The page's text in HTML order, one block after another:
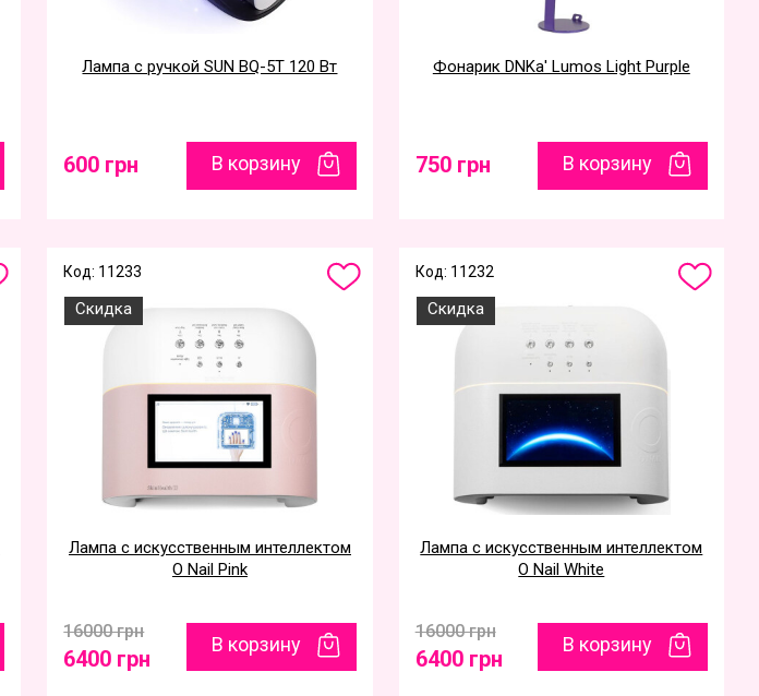
Лампа с ручкой SUN BQ-5T 120 Вт
600 грн В корзину
Фонарик DNKa' Lumos Light Purple
750 грн В корзину
Код: 11233
Скидка
Лампа с искусственным интеллектом
O Nail Pink
16000 грн
6400 грн
В корзину
Код: 11232
Скидка
Лампа с искусственным интеллектом
O Nail White
16000 грн
6400 грн
В корзину